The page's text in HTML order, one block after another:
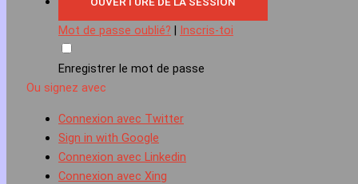
Mot de passe oublié? | Inscris-toi
Enregistrer le mot de passe
Ou signez avec
Connexion avec Twitter
Sign in with Google
Connexion avec Linkedin
Connexion avec Xing